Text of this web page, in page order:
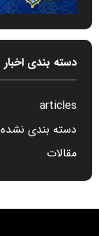
دسته بندی اخبار
articles
دسته بندی نشده
مقالات